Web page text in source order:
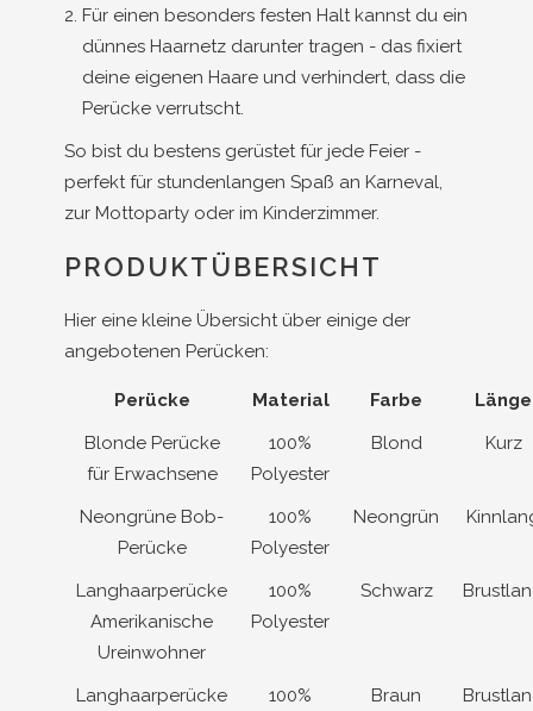
Für einen besonders festen Halt kannst du ein
dünnes Haarnetz darunter tragen - das fixiert
deine eigenen Haare und verhindert, dass die
Perücke verrutscht.
So bist du bestens gerüstet für jede Feier -
perfekt für stundenlangen Spaß an Karneval,
zur Mottoparty oder im Kinderzimmer.
PRODUKTÜBERSICHT
Hier eine kleine Übersicht über einige der
angebotenen Perücken:
Perücke Material Farbe
Länge
Blonde Perücke
für Erwachsene
100%
Polyester
Blond Kurz
Neongrüne Bob-
Perücke
100%
Polyester
Neongrün
Langhaarperücke
Amerikanische
Ureinwohner
100%
Polyester
Schwarz
Langhaarperücke
100%
Braun